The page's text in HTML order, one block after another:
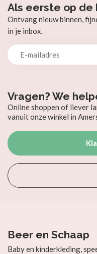
Vragen? We
Online shoppen of liever
vanuit onze winkel in
Als eerste op de
Ontvang nieuw binnen,
in je inbox.
Beer en Schaap
Baby en kinderkleding,